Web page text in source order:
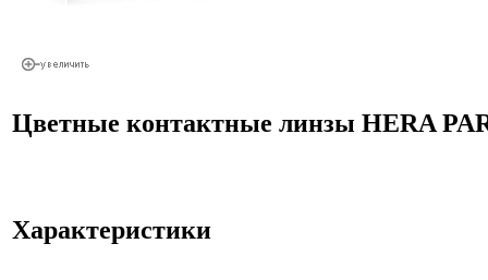
Цветные контактные линзы HERA
Характеристики